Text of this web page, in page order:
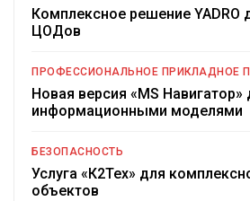
Комплексное решение YADRO
ЦОДов
ПРОФЕССИОНАЛЬНОЕ ПРИКЛАДНОЕ
Новая версия «MS
информационными моделями
БЕЗОПАСНОСТЬ
Услуга «К2Тех» для
объектов